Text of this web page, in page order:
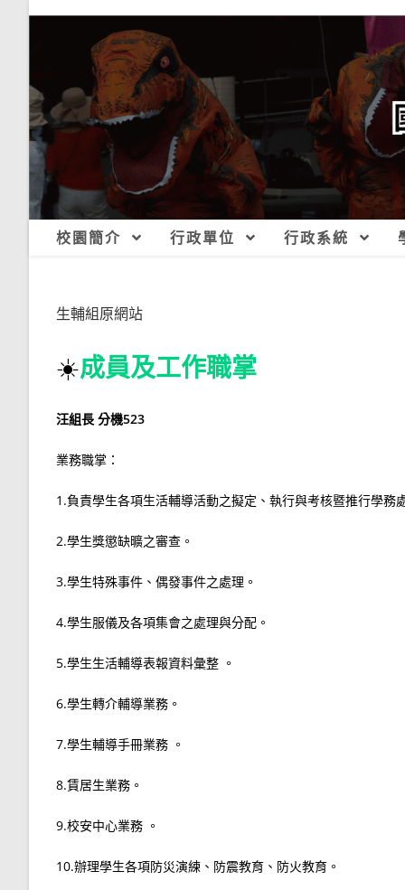
校園簡介 行政單位 行政系統
生輔組原網站
☀️成員及工作職掌
汪組長 分機523
業務職掌：
1.負責學生各項生活輔導活動之擬定、執行與考核暨推行學務
2.學生獎懲缺曠之審查。
3.學生特殊事件、偶發事件之處理。
4.學生服儀及各項集會之處理與分配。
5.學生生活輔導表報資料彙整 。
6.學生轉介輔導業務。
7.學生輔導手冊業務 。
8.賃居生業務。
9.校安中心業務 。
10.辦理學生各項防災演練、防震教育、防火教育。